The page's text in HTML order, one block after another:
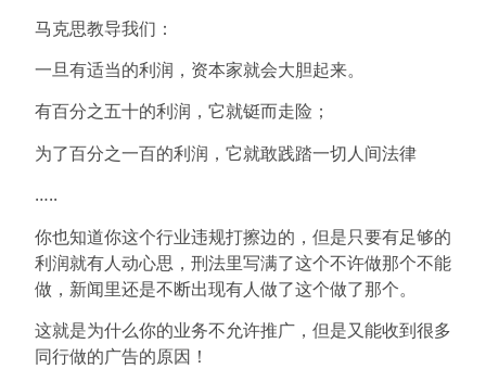
马克思教导我们：
一旦有适当的利润，资本家就会大胆起来。
有百分之五十的利润，它就铤而走险；
为了百分之一百的利润，它就敢践踏一切人间法律
…..
你也知道你这个行业违规打擦边的，但是只要有足够的
利润就有人动心思，刑法里写满了这个不许做那个不能
做，新闻里还是不断出现有人做了这个做了那个。
这就是为什么你的业务不允许推广，但是又能收到很多
同行做的广告的原因！